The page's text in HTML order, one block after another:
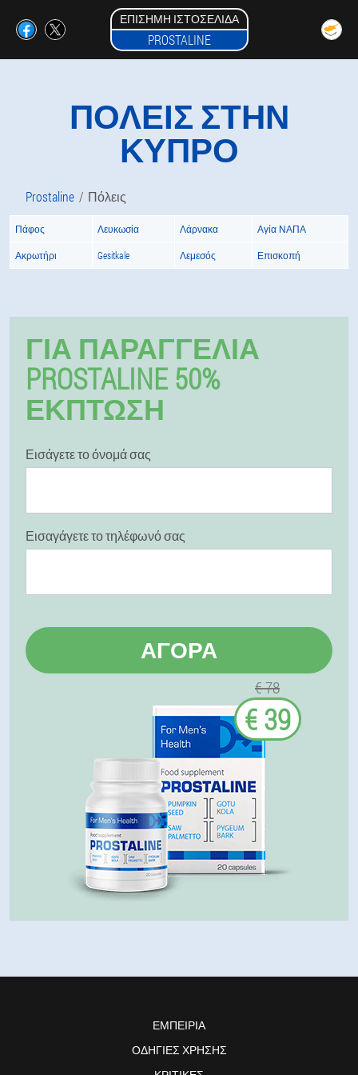
ΕΠΊΣΗΜΗ ΙΣΤΟΣΕΛΊΔΑ
PROSTALINE
ΠΌΛΕΙΣ ΣΤΗΝ
ΚΥΠΡΟ
Prostaline Πόλεις
Πάφος Λευκωσία Λάρνακα Αγία ΝΑΠΑ
Ακρωτήρι Gesitkale Λεμεσός Επισκοπή
ΓΙΑ ΠΑΡΑΓΓΕΛΊΑ
PROSTALINE 50%
ΕΚΠΤΩΣΗ
Εισάγετε το όνομά σας
Εισαγάγετε το τηλέφωνό σας
ΑΓΟΡΆ
€ 78
€ 39
ΕΜΠΕΙΡΊΑ
ΟΔΗΓΊΕΣ ΧΡΉΣΗΣ